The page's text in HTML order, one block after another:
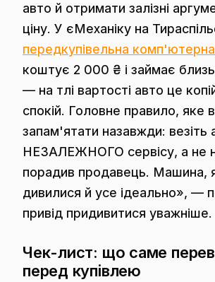
авто й отримати залізні
ціну. У єМеханіку на
передкупівельна комп'ютерна
коштує 2 000 ₴ і займає
— на тлі вартості авто це
спокій. Головне правило, яке
запам'ятати назавжди: везіть
НЕЗАЛЕЖНОГО сервісу, а не
порадив продавець. Машина,
дивилися й усе ідеально», —
привід придивитися уважніше.
Чек-лист: що саме
перед купівлею